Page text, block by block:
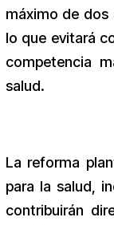
máximo de dos
lo que evitará
competencia
salud.
La reforma
para la salud,
contribuirán